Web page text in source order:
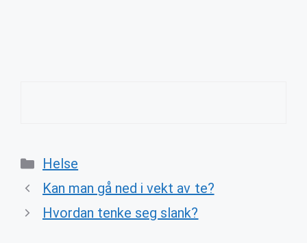
Categories
Helse
Kan man gå ned i vekt av te?
Hvordan tenke seg slank?